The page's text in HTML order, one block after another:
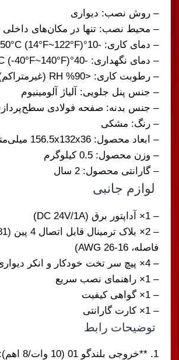
– روش نصب: دیواری
– محیط نصب: تنها در مکان‌های
– دمای کاری: -10°C~+50°C (14°F~122°F)
– دمای نگهداری: -40°C~+60°C (-40°F~140°F)
– رطوبت کاری: <90% RH (غیرمتراکم)
– جنس پنل جلویی: آلیاژ آلومینیوم
– جنس بدنه: صفحه فولادی
– رنگ: مشکی
– ابعاد محصول: 156.5x132x36 میلی‌متر
– وزن محصول: 0.5 کیلوگرم
– گارانتی محصول: 2 سال
لوازم جانبی
– 1× آداپتور برق (DC 24V/1A)
فاصله، AWG 26-16)
– 4× پیچ سر تخت خودکار و انکر دیواری پلاستیکی
– 1× راهنمای نصب سریع
– 1× گواهی کیفیت
– 1× کارت گارانتی
توضیحات رابط
1. **خروجی